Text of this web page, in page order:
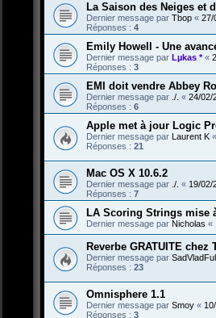
La Saison des Neiges et
Dernier message par Tbop « 27/
Réponses : 4
Emily Howell - Une
Dernier message par Lµkas *«
Réponses : 3
EMI doit vendre Abbey
Dernier message par ./. « 24/02/
Réponses : 6
Apple met à jour Logic
Dernier message par Laurent K «
Réponses : 21
Mac OS X 10.6.2
Dernier message par ./. « 19/02/
Réponses : 7
LA Scoring Strings mise
Dernier message par Nicholas «
Reverbe GRATUITE chez
Dernier message par
Réponses : 23
Omnisphere 1.1
Dernier message par Smoy «
Réponses : 3